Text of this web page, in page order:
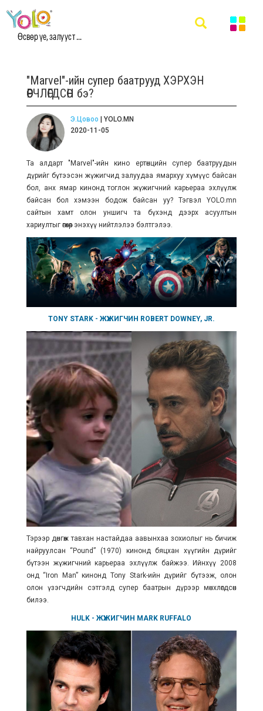
Өсвөр үе, залууст ...
"Marvel"-ийн супер баатрууд ХЭРХЭН
ӨӨРЧЛӨГДСӨН бэ?
Э.Цовоо | YOLO.MN
2020-11-05
Та алдарт "Marvel"-ийн кино ертөнцийн супер баатруудын
дүрийг бүтээсэн жүжигчид залуудаа ямархуу хүмүүс байсан
бол, анх ямар кинонд тоглон жүжигчний карьераа эхлүүлж
байсан бол хэмээн бодож байсан уу? Тэгвэл YOLO.mn
сайтын хамт олон уншигч та бүхэнд дээрх асуултын
хариултыг өгөхөөр энэхүү нийтлэлээ бэлтгэлээ.
TONY STARK - ЖҮЖИГЧИН ROBERT DOWNEY, JR.
Тэрээр дөнгөж тавхан настайдаа аавынхаа зохиолыг нь бичиж
найруулсан“Pound” (1970) кинонд бяцхан хүүгийн дүрийг
бүтээн жүжигчний карьераа эхлүүлж байжээ. Ийнхүү 2008
онд “Iron Man” кинонд Tony Stark-ийн дүрийг бүтээж, олон
олон үзэгчдийн сэтгэлд супер баатрын дүрээр мөнхлөгдсөн
билээ.
HULK - ЖҮЖИГЧИН MARK RUFFALO